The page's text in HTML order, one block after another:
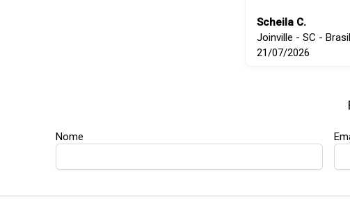
Scheila C.
Joinville - SC - Brasil
21/07/2026
Nome